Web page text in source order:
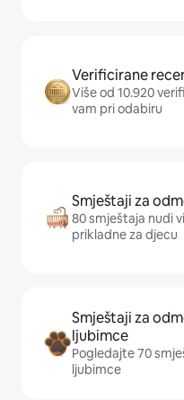
Verificirane
Više od 10.920
vam pri odabiru
Smještaji za
80 smještaja nudi
prikladne za djecu
Smještaji za
ljubimce
Pogledajte 70
ljubimce